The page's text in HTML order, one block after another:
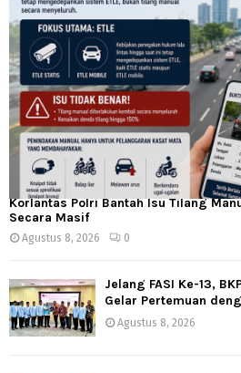
Korlantas Polri Bantah Isu Tilang
Secara Masif
Agustus 8, 2026 0
Jelang FASI Ke-13,
Gelar Pertemuan
Agustus 8, 2026